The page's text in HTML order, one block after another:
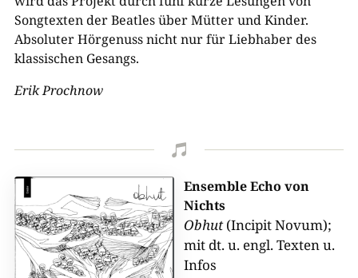
Songtexten der Beatles über Mütter und Kinder.
Absoluter Hörgenuss nicht nur für Liebhaber des
klassischen Gesangs.
Erik Prochnow

Ensemble Echo von
Nichts
Obhut(Incipit Novum);
mit dt. u. engl. Texten u.
Infos